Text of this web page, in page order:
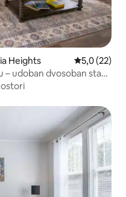
Heights prosječna
5,0 (22)
– udoban dvosoban stan